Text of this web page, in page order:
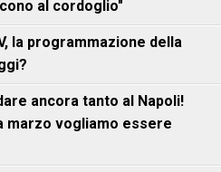
al cordoglio"
la programmazione della
ancora tanto al Napoli!
marzo vogliamo essere